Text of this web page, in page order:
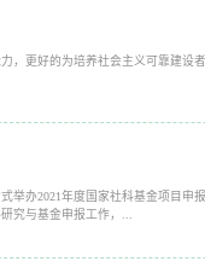
，更好的为培养社会主义可靠建设
举办2021年度国家社科基金项目申
究与基金申报工作，...